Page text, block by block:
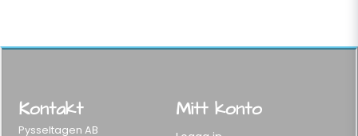
Kontakt
Pysseltagen AB
Mitt konto